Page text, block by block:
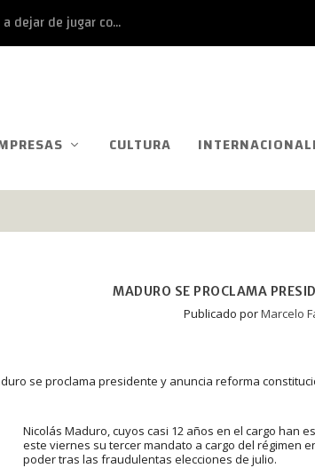
dejar de jugar co...
CULTURA
MADURO SE PROCLAMA
Publicado porMarcelo
Nicolás Maduro, cuyos casi 12 años en el cargo han
este viernes su tercer mandato a cargo del régimen
poder tras las fraudulentas elecciones de julio.